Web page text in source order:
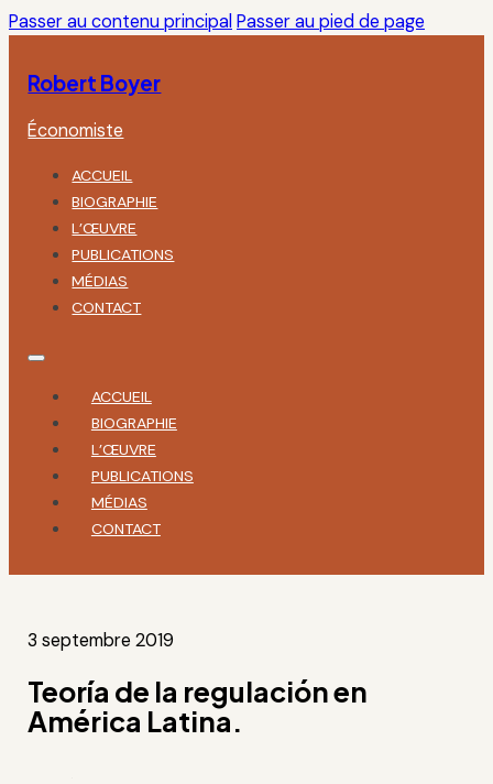
Passer au contenu principal Passer au pied de page
Robert Boyer
Économiste
ACCUEIL
BIOGRAPHIE
L’ŒUVRE
PUBLICATIONS
MÉDIAS
CONTACT
ACCUEIL
BIOGRAPHIE
L’ŒUVRE
PUBLICATIONS
MÉDIAS
CONTACT
3 septembre 2019
Teoría de la regulación en
América Latina.